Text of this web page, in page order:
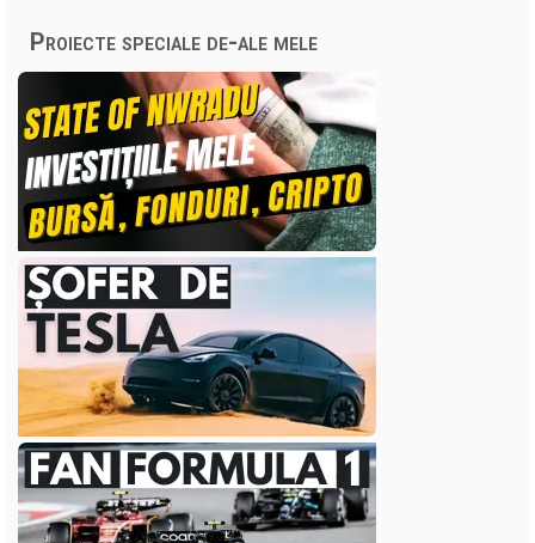
Proiecte speciale de-ale mele